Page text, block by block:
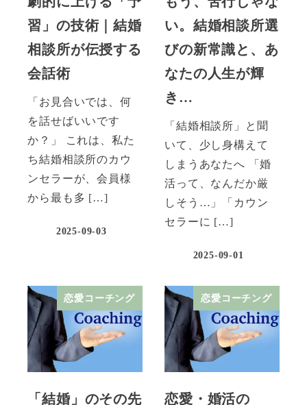
習」の技術｜結婚
相談所が伝授する
会話術
「お見合いでは、何
を話せばいいです
か？」 これは、私た
ち結婚相談所のカウ
ンセラーが、会員様
から最も多 […]
2025-09-03
い。結婚相談所選
びの新常識と、あ
なたの人生が輝
き…
「結婚相談所」と聞
いて、少し身構えて
しまうあなたへ 「婚
活って、なんだか厳
しそう…」「カウン
セラーに […]
2025-09-01
恋愛コーチング
「結婚」のその先
恋愛コーチング
恋愛・婚活の